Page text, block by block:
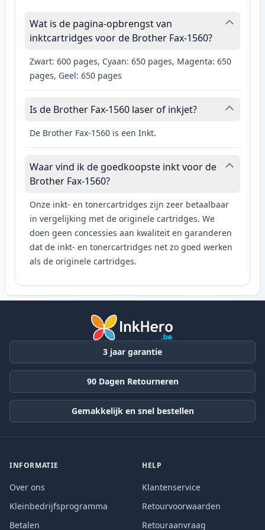
Wat is de pagina-opbrengst van
inktcartridges voor de Brother Fax-1560?
Zwart: 600 pages, Cyaan: 650 pages, Magenta: 650
pages, Geel: 650 pages
Is de Brother Fax-1560 laser of inkjet?
De Brother Fax-1560 is een Inkt.
Waar vind ik de goedkoopste inkt voor de
Brother Fax-1560?
Onze inkt- en tonercartridges zijn zeer betaalbaar
in vergelijking met de originele cartridges. We
doen geen concessies aan kwaliteit en garanderen
dat de inkt- en tonercartridges net zo goed werken
als de originele cartridges.
3 jaar garantie
90 Dagen Retourneren
Gemakkelijk en snel bestellen
INFORMATIE
Over ons
Kleinbedrijfsprogramma
Betalen
HELP
Klantenservice
Retourvoorwaarden
Retouraanvraag